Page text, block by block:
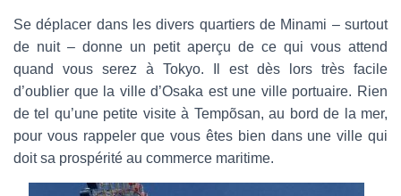
Se déplacer dans les divers quartiers de Minami – surtout
de nuit – donne un petit aperçu de ce qui vous attend
quand vous serez à Tokyo. Il est dès lors très facile
d’oublier que la ville d’Osaka est une ville portuaire. Rien
de tel qu’une petite visite à Tempõsan, au bord de la mer,
pour vous rappeler que vous êtes bien dans une ville qui
doit sa prospérité au commerce maritime.